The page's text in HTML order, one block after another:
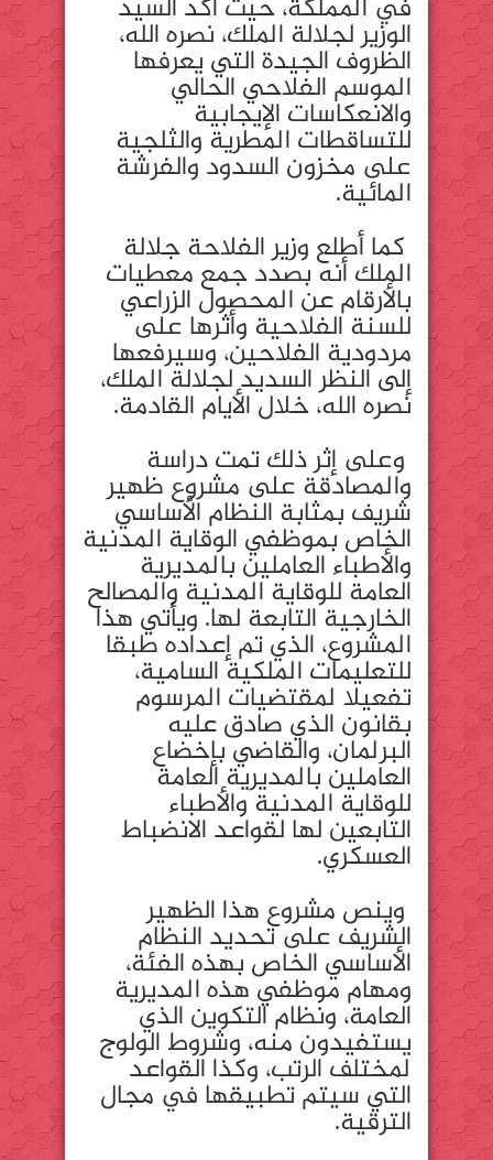
في المملكة، حيث أكد السيد
الوزير لجلالة الملك، نصره الله،
الظروف الجيدة التي يعرفها
الموسم الفلاحي الحالي
والانعكاسات الإيجابية
للتساقطات المطرية والثلجية
على مخزون السدود والفرشة
المائية.
كما أطلع وزير الفلاحة جلالة
الملك أنه بصدد جمع معطيات
بالأرقام عن المحصول الزراعي
للسنة الفلاحية وأثرها على
مردودية الفلاحين، وسيرفعها
إلى النظر السديد لجلالة الملك،
نصره الله، خلال الأيام القادمة.
وعلى إثر ذلك تمت دراسة
والمصادقة على مشروع ظهير
شريف بمثابة النظام الأساسي
الخاص بموظفي الوقاية المدنية
والأطباء العاملين بالمديرية
العامة للوقاية المدنية والمصالح
الخارجية التابعة لها. ويأتي هذا
المشروع، الذي تم إعداده طبقا
للتعليمات الملكية السامية،
تفعيلا لمقتضيات المرسوم
بقانون الذي صادق عليه
البرلمان، والقاضي بإخضاع
العاملين بالمديرية العامة
للوقاية المدنية والأطباء
التابعين لها لقواعد الانضباط
العسكري.
وينص مشروع هذا الظهير
الشريف على تحديد النظام
الأساسي الخاص بهذه الفئة،
ومهام موظفي هذه المديرية
العامة، ونظام التكوين الذي
يستفيدون منه، وشروط الولوج
لمختلف الرتب، وكذا القواعد
التي سيتم تطبيقها في مجال
الترقية.